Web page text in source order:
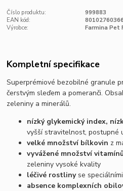
Číslo produktu:
999883
EAN kód:
Výrobce:
Farmina Pet
Kompletní specifikace
Superprémiové bezobilné granule
čerstvým sleďem a pomeranči.
zeleniny a minerálů.
nízký glykemický index,
vyšší stravitelnost, postupné
velké množství bílkovin z
vyvážené množství
zeleniny vysoké kvality
léčivé rostlinyse
absence komplexních